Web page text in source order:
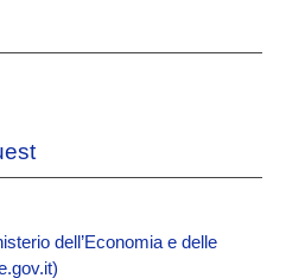
dell’Economia e delle